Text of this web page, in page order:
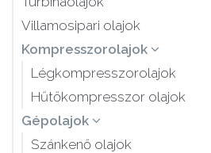
Villamosipari olajok
Kompresszorolajok
Légkompresszorolajok
Hűtőkompresszor olajok
Gépolajok
Szánkenő olajok